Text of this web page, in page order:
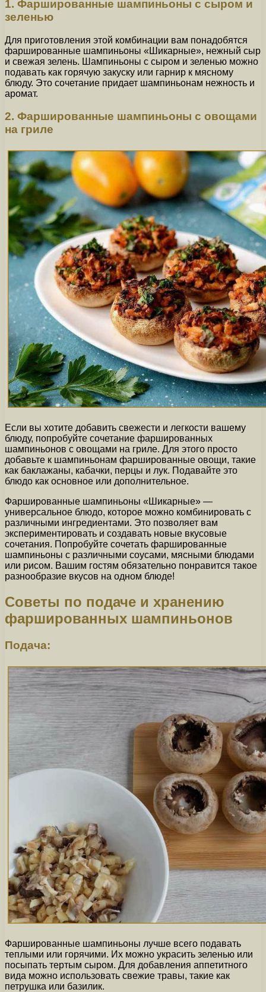
1. Фаршированные шампиньоны с сыром и
зеленью
Для приготовления этой комбинации вам понадобятся
фаршированные шампиньоны «Шикарные», нежный сыр
и свежая зелень. Шампиньоны с сыром и зеленью можно
подавать как горячую закуску или гарнир к мясному
блюду. Это сочетание придает шампиньонам нежность и
аромат.
2. Фаршированные шампиньоны с овощами
на гриле
Если вы хотите добавить свежести и легкости вашему
блюду, попробуйте сочетание фаршированных
шампиньонов с овощами на гриле. Для этого просто
добавьте к шампиньонам фаршированные овощи, такие
как баклажаны, кабачки, перцы и лук. Подавайте это
блюдо как основное или дополнительное.
Фаршированные шампиньоны «Шикарные» —
универсальное блюдо, которое можно комбинировать с
различными ингредиентами. Это позволяет вам
экспериментировать и создавать новые вкусовые
сочетания. Попробуйте сочетать фаршированные
шампиньоны с различными соусами, мясными блюдами
или рисом. Вашим гостям обязательно понравится такое
разнообразие вкусов на одном блюде!
Советы по подаче и хранению
фаршированных шампиньонов
Подача:
Фаршированные шампиньоны лучше всего подавать
теплыми или горячими. Их можно украсить зеленью или
посыпать тертым сыром. Для добавления аппетитного
вида можно использовать свежие травы, такие как
петрушка или базилик.